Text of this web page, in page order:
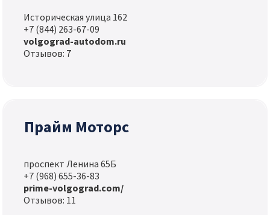
Историческая улица 162
+7 (844) 263-67-09
volgograd-autodom.ru
Отзывов: 7
Прайм Моторс
проспект Ленина 65Б
+7 (968) 655-36-83
prime-volgograd.com/
Отзывов: 11